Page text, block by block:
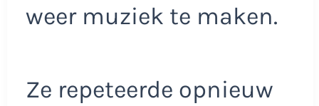
weer muziek te maken.
Ze repeteerde opnieuw